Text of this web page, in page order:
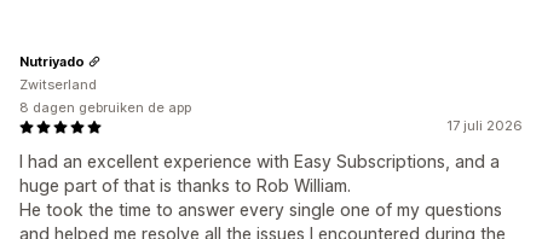
17 juli 2026
I had an excellent experience with Easy Subscriptions, and a
huge part of that is thanks to Rob William.
He took the time to answer every single one of my questions
and helped me resolve all the issues I encountered during the
Nutriyado
Zwitserland
8 dagen gebruiken de app